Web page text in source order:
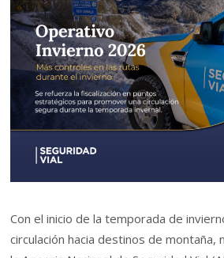
Con el inicio de la temporada de
circulación hacia destinos de montaña,